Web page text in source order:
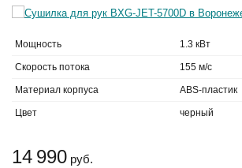
Мощность 1.3 кВт
Скорость потока 155 м/с
Материал корпуса ABS-пластик
Цвет черный
14 990 руб.